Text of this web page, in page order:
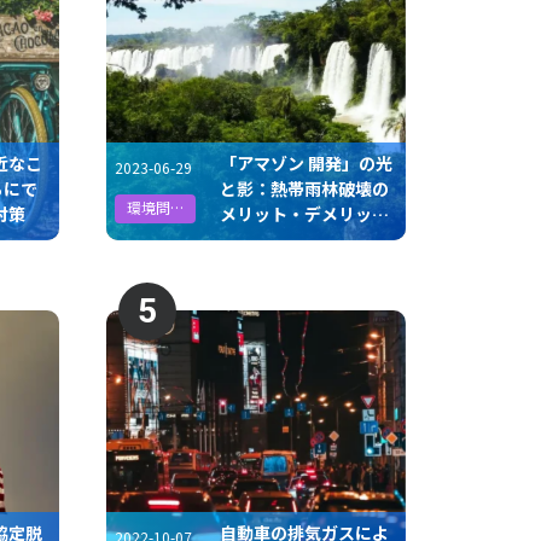
なこ
で
策
2023-06-29
環境問題
「アマゾン 開発」の光
と影：熱帯雨林破壊の
メリット・デメリット
と解決への一歩
定脱
5
2022-10-07 自動車の排気ガスによ